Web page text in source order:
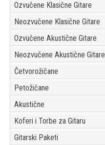
Ozvučene Klasične Gitare
Neozvučene Klasične Gitare
Ozvučene Akustične Gitare
Neozvučene Akustične Gitare
Četvorožičane
Petožičane
Akustične
Koferi i Torbe za Gitaru
Gitarski Paketi